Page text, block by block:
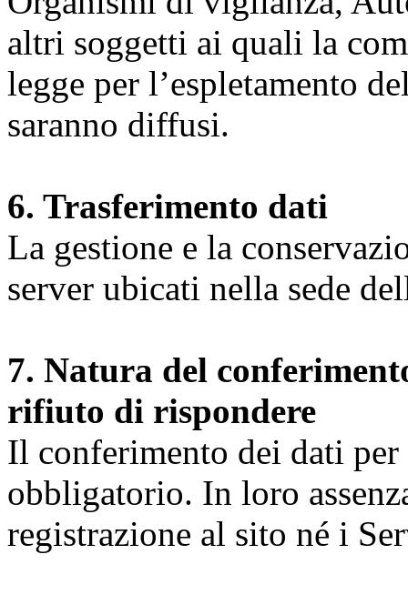
altri soggetti ai quali la
legge per l’espletamento
saranno diffusi.
6. Trasferimento dati
La gestione e la
server ubicati nella sede
7. Natura del
rifiuto di rispondere
Il conferimento dei dati
obbligatorio. In loro
registrazione al sito né i